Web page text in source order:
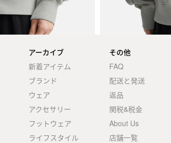
アーカイブ
新着アイテム
ブランド
ウェア
アクセサリー
フットウェア
ライフスタイル
その他
FAQ
配送と発送
返品
関税&税金
About Us
店舗一覧